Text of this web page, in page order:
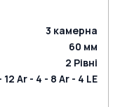
3 камерна
60 мм
2 Рівні
12 Ar - 4 - 8 Ar - 4 LE